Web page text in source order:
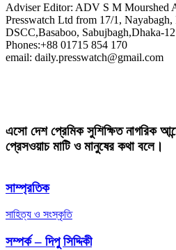
Adviser Editor: ADV S M Mourshed
Presswatch Ltd from 17/1,
DSCC,Basaboo, Sabujbagh,Dhaka-
Phones:+88 01715 854 170
email: daily.presswatch@gmail.com
এসো দেশ প্রেমিক সুশিক্ষিত নাগরিক
প্রেসওয়াচ মাটি ও মানুষের কথা বলে।
সাম্প্রতিক
সাহিত্য ও সংস্কৃতি
সম্পর্ক – দিপু সিদ্দিকী